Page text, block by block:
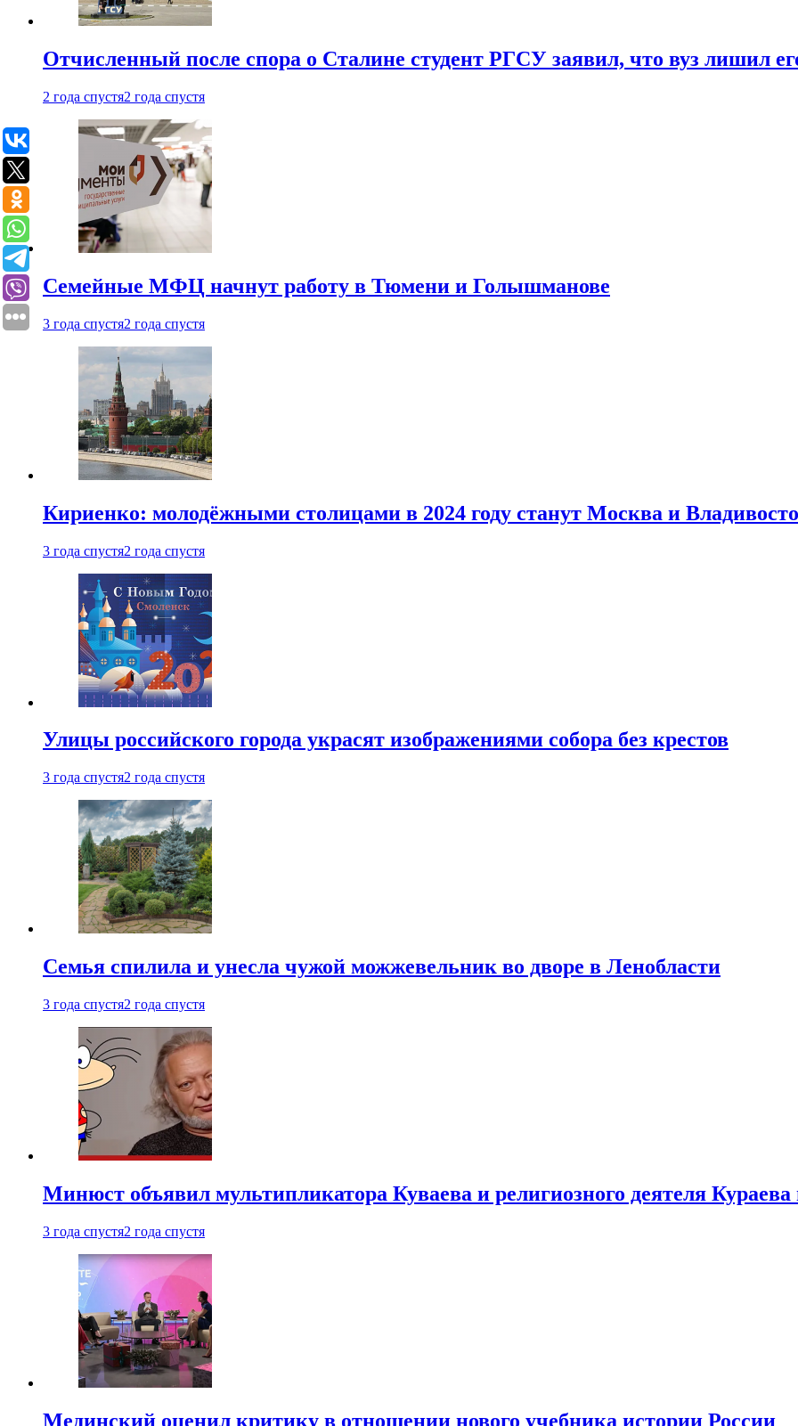
Отчисленный после спора о Сталине студент РГСУ заявил, что вуз лишил
2 года спустя2 года спустя
Семейные МФЦ начнут работу в Тюмени и Голышманове
3 года спустя2 года спустя
Кириенко: молодёжными столицами в 2024 году станут Москва и
3 года спустя2 года спустя
Улицы российского города украсят изображениями собора без крестов
3 года спустя2 года спустя
Семья спилила и унесла чужой можжевельник во дворе в Ленобласти
3 года спустя2 года спустя
Минюст объявил мультипликатора Куваева и религиозного деятеля
3 года спустя2 года спустя
Мединский оценил критику в отношении нового учебника истории России